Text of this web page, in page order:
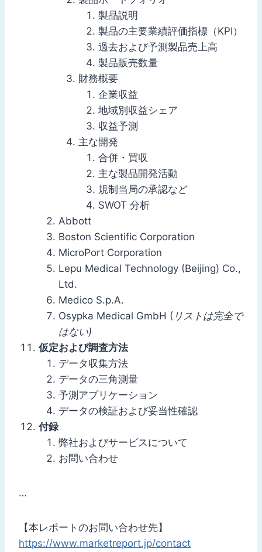
製品説明
製品の主要業績評価指標（KPI）
過去および予測製品売上高
製品販売数量
財務概要
企業収益
地域別収益シェア
収益予測
主な開発
合併・買収
主な製品開発活動
規制当局の承認など
SWOT 分析
Abbott
Boston Scientific Corporation
MicroPort Corporation
Lepu Medical Technology (Beijing) Co.,
Ltd.
Medico S.p.A.
Osypka Medical GmbH ( リストは完全で
はない)
仮定および調査方法
データ収集方法
データの三角測量
予測アプリケーション
データの検証および妥当性確認
付録
弊社およびサービスについて
お問い合わせ
…
【本レポートのお問い合わせ先】
https://www.marketreport.jp/contact